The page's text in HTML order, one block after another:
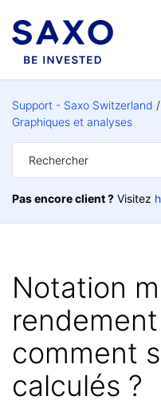
Support - Saxo Switzerland
Graphiques et analyses
Pas encore client ? Visitez
Notation
comment
calculés ?